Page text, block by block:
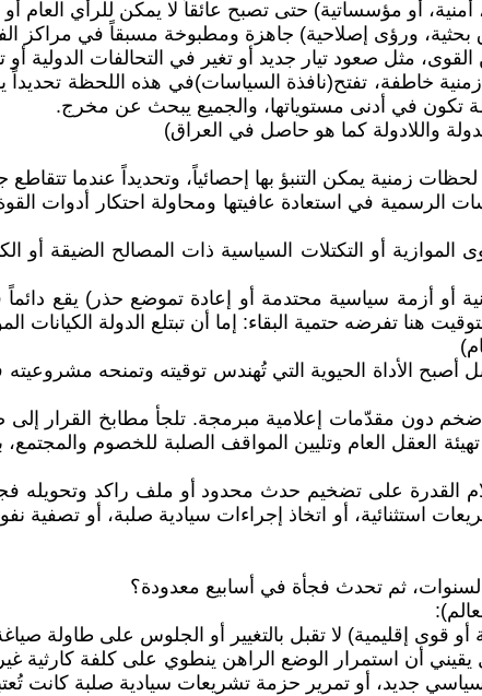
أو مؤسساتية) حتى تصبح عائقاً لا يمكن للرأي العام أو
ورؤى إصلاحية) جاهزة ومطبوخة مسبقاً في مراكز
مثل صعود تيار جديد أو تغير في التحالفات الدولية أو
خاطفة، تفتح(نافذة السياسات)في هذه اللحظة تحديداً
تكون في أدنى مستوياتها، والجميع يبحث عن مخرج.
واللادولة كما هو حاصل في العراق)
زمنية يمكن التنبؤ بها إحصائياً، وتحديداً عندما تتقاطع
الرسمية في استعادة عافيتها ومحاولة احتكار أدوات
أو التكتلات السياسية ذات المصالح الضيقة أو
أزمة سياسية محتدمة أو إعادة تموضع حذر) يقع دائماً
هنا تفرضه حتمية البقاء: إما أن تبتلع الدولة الكيانات
أصبح الأداة الحيوية التي تُهندس توقيته وتمنحه
ضخم دون مقدّمات إعلامية مبرمجة. تلجأ مطابخ القرار
العقل العام وتليين المواقف الصلبة للخصوم
القدرة على تضخيم حدث محدود أو ملف راكد وتحويله
استثنائية، أو اتخاذ إجراءات سيادية صلبة، أو
لسنوات، ثم تحدث فجأة في أسابيع معدودة؟
أو قوى إقليمية) لا تقبل بالتغيير أو الجلوس على طاولة
أن استمرار الوضع الراهن ينطوي على كلفة كارثية
سياسي جديد، أو تمرير حزمة تشريعات سيادية صلبة كانت